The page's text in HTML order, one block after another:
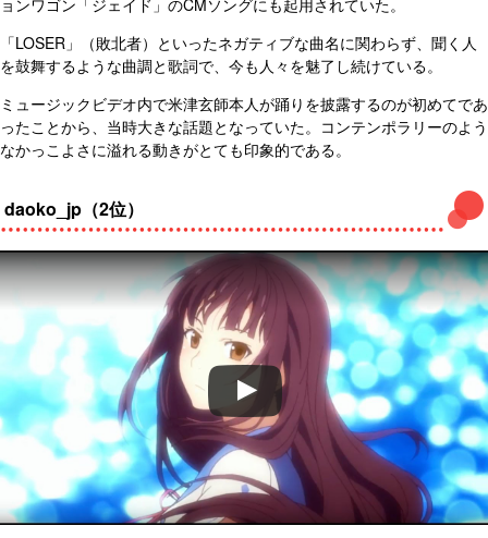
「LOSER」（敗北者）といったネガティブな曲名に関わらず、聞く人
を鼓舞するような曲調と歌詞で、今も人々を魅了し続けている。
ミュージックビデオ内で米津玄師本人が踊りを披露するのが初めてであ
ったことから、当時大きな話題となっていた。コンテンポラリーのよう
なかっこよさに溢れる動きがとても印象的である。
daoko_jp（2位）